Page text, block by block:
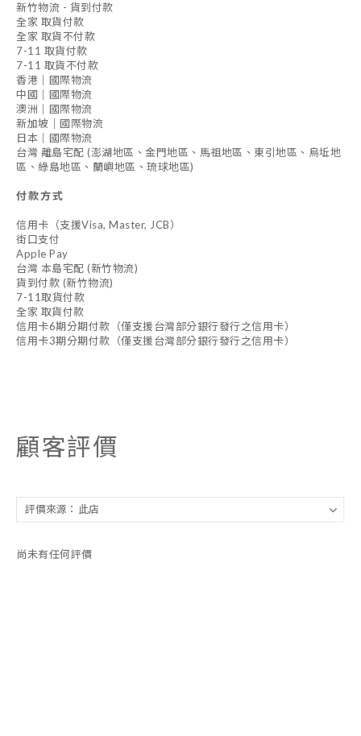
新竹物流 - 貨到付款
全家 取貨付款
全家 取貨不付款
7-11 取貨付款
7-11 取貨不付款
香港｜國際物流
中國｜國際物流
澳洲｜國際物流
新加坡｜國際物流
日本｜國際物流
台灣 離島宅配 (澎湖地區、金門地區、馬祖地區、東引地區、烏坵地
區、綠島地區、蘭嶼地區、琉球地區)
付款方式
信用卡（支援Visa, Master, JCB）
街口支付
Apple Pay
台灣 本島宅配 (新竹物流)
貨到付款 (新竹物流)
7-11取貨付款
全家 取貨付款
信用卡6期分期付款（僅支援台灣部分銀行發行之信用卡）
信用卡3期分期付款（僅支援台灣部分銀行發行之信用卡）
顧客評價
尚未有任何評價